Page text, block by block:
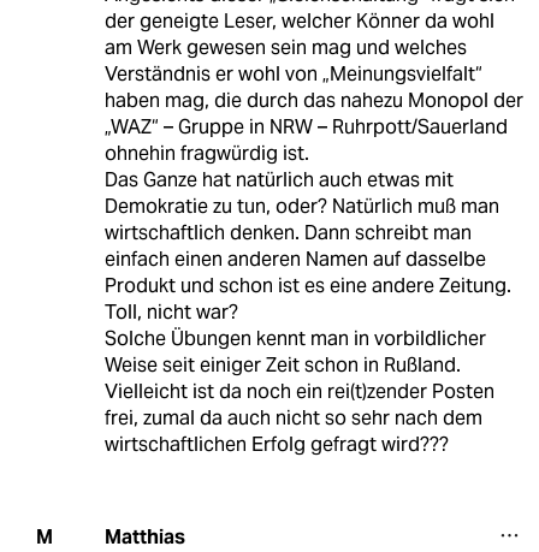
der geneigte Leser, welcher Könner da wohl
am Werk gewesen sein mag und welches
Verständnis er wohl von „Meinungsvielfalt“
haben mag, die durch das nahezu Monopol der
„WAZ“ – Gruppe in NRW – Ruhrpott/Sauerland
ohnehin fragwürdig ist.
Das Ganze hat natürlich auch etwas mit
Demokratie zu tun, oder? Natürlich muß man
wirtschaftlich denken. Dann schreibt man
einfach einen anderen Namen auf dasselbe
Produkt und schon ist es eine andere Zeitung.
Toll, nicht war?
Solche Übungen kennt man in vorbildlicher
Weise seit einiger Zeit schon in Rußland.
Vielleicht ist da noch ein rei(t)zender Posten
frei, zumal da auch nicht so sehr nach dem
wirtschaftlichen Erfolg gefragt wird???
M Matthias